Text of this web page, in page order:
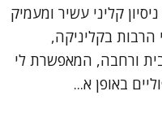
קליני עשיר ומעמיק
הרבות בקליניקה,
ורחבה, המאפשרת לי
באופן א...